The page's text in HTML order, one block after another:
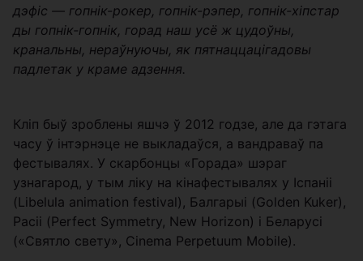
дэфіс — гопнік-рокер, гопнік-рэпер, гопнік-хіпстар
ды гопнік-гопнік, горад наш усё ж цудоўны,
кранальны, нераўнуючы, як пятнаццацігадовы
падлетак у краме адзення.
Кліп быў зроблены яшчэ ў 2012 годзе, але да гэтага
часу ў інтэрнэце не выкладаўся, а вандраваў па
фестывалях. У скарбонцы «Горада» шэраг
узнагарод, у тым ліку на кінафестывалях у Іспаніі
(Libelula animation festival), Балгарыі (Golden Kuker),
Расіі (Perfect Symmetry, New Horizon) і Беларусі
(«Святло свету», Cinema Perpetuum Mobile).